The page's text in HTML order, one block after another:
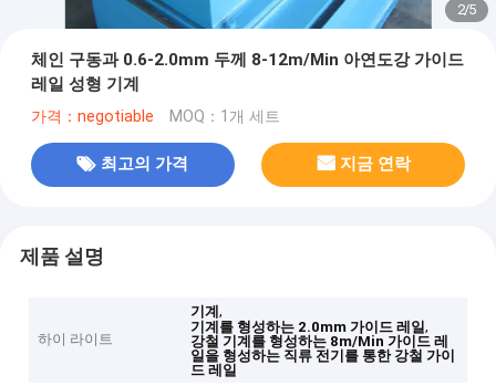
2/5
체인 구동과 0.6-2.0mm 두께 8-12m/Min 아연도강 가이드
레일 성형 기계
가격：negotiable MOQ：1개 세트
최고의 가격 지금 연락
제품 설명
하이 라이트
기계,
기계를 형성하는 2.0mm 가이드 레일,
강철 기계를 형성하는 8m/Min 가이드 레
일을 형성하는 직류 전기를 통한 강철 가이
드 레일